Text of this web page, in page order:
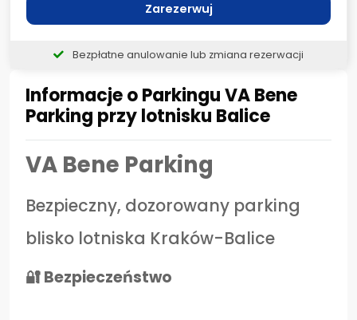
Informacje o Parkingu VA Bene
Parking przy lotnisku Balice
VA Bene Parking
Bezpieczny, dozorowany parking
blisko lotniska Kraków-Balice
🔐 Bezpieczeństwo
Zarezerwuj
Bezpłatne anulowanie lub zmiana rezerwacji